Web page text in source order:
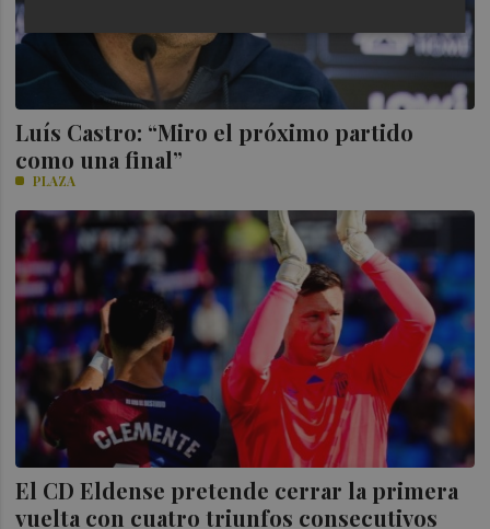
Luís Castro: “Miro el próximo partido
como una final”
PLAZA
El CD Eldense pretende cerrar la primera
vuelta con cuatro triunfos consecutivos